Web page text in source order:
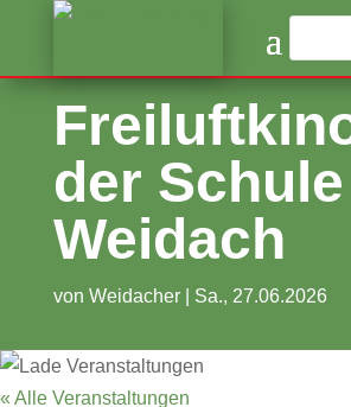
der Schule
Weidach
von Weidacher| Sa., 27.06.2026
« Alle Veranstaltungen